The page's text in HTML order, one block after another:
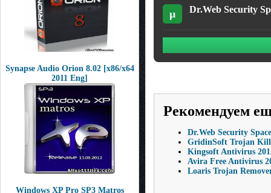
Synapse Audio Orion 8.02 [x86/x64
2011 Eng]
Windows XP Pro SP3 Matros
µ Dr.Web Security
Рекомендуем
Dr.Web Security
GridinSoft Trojan
Kingsoft Antivirus
Avira Free Antivirus
Loaris Trojan